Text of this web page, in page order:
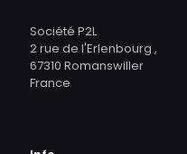
Société P2L
2 rue de l'Erlenbourg ,
67310 Romanswiller
France